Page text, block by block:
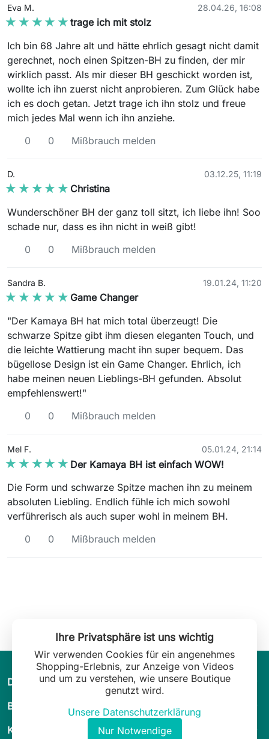
Eva M. 28.04.26, 16:08
★★★★★
★★★★★ trage ich mit stolz
Ich bin 68 Jahre alt und hätte ehrlich gesagt nicht damit
gerechnet, noch einen Spitzen-BH zu finden, der mir
wirklich passt. Als mir dieser BH geschickt worden ist,
wollte ich ihn zuerst nicht anprobieren. Zum Glück habe
ich es doch getan. Jetzt trage ich ihn stolz und freue
mich jedes Mal wenn ich ihn anziehe.
0
0 Mißbrauch melden
D. 03.12.25, 11:19
★★★★★
★★★★★ Christina
Wunderschöner BH der ganz toll sitzt, ich liebe ihn! Soo
schade nur, dass es ihn nicht in weiß gibt!
0
0 Mißbrauch melden
Sandra B. 19.01.24, 11:20
★★★★★
★★★★★ Game Changer
"Der Kamaya BH hat mich total überzeugt! Die
schwarze Spitze gibt ihm diesen eleganten Touch, und
die leichte Wattierung macht ihn super bequem. Das
bügellose Design ist ein Game Changer. Ehrlich, ich
habe meinen neuen Lieblings-BH gefunden. Absolut
empfehlenswert!"
0
0 Mißbrauch melden
Mel F. 05.01.24, 21:14
★★★★★
★★★★★ Der Kamaya BH ist einfach WOW!
Die Form und schwarze Spitze machen ihn zu meinem
absoluten Liebling. Endlich fühle ich mich sowohl
verführerisch als auch super wohl in meinem BH.
0
0 Mißbrauch melden
Die Welt von Leilani Lingerie arrow_drop_down
Beratung arrow_drop_down
Kundenservice arrow_drop_down
Ihre Privatsphäre ist uns wichtig
Wir verwenden Cookies für ein angenehmes
Shopping-Erlebnis, zur Anzeige von Videos
und um zu verstehen, wie unsere Boutique
genutzt wird.
Unsere Datenschutzerklärung
Nur Notwendige